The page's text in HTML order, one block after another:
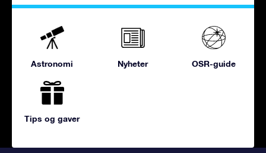
Astronomi Nyheter OSR-guide
Tips og gaver